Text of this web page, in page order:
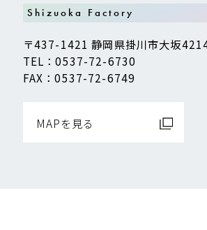
Shizuoka Factory
〒437-1421 静岡県掛川市大坂
TEL：0537-72-6730
FAX：0537-72-6749
MAPを見る